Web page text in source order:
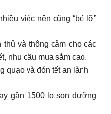
việc nên cũng “bỏ lỡ”
thủ và thông cảm cho các
nhu cầu mua sắm cao.
quạo và đón tết an lành
gần 1500 lọ son dưỡng